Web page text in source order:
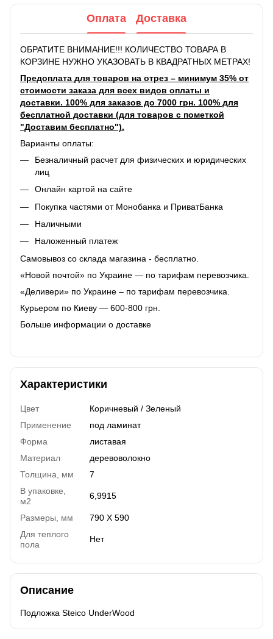
Оплата Доставка
ОБРАТИТЕ ВНИМАНИЕ!!! КОЛИЧЕСТВО ТОВАРА В
КОРЗИНЕ НУЖНО УКАЗОВАТЬ В КВАДРАТНЫХ МЕТРАХ!
Предоплата для товаров на отрез – минимум 35% от
стоимости заказа для всех видов оплаты и
доставки. 100% для заказов до 7000 грн. 100% для
бесплатной доставки (для товаров с пометкой
"Доставим бесплатно").
Варианты оплаты:
Безналичный расчет для физических и юридических
лиц
Онлайн картой на сайте
Покупка частями от Монобанка и ПриватБанка
Наличными
Наложенный платеж
Самовывоз со склада магазина - бесплатно.
«Новой почтой» по Украине — по тарифам перевозчика.
«Деливери» по Украине – по тарифам перевозчика.
Курьером по Киеву — 600-800 грн.
Больше информации о доставке
Характеристики
Цвет
Коричневый / Зеленый
Применение
под ламинат
Форма
листавая
Материал
деревоволокно
Толщина, мм
7
В упаковке,
м2
6,9915
Размеры, мм
790 Х 590
Для теплого
пола
Нет
Описание
Подложка Steico UnderWood